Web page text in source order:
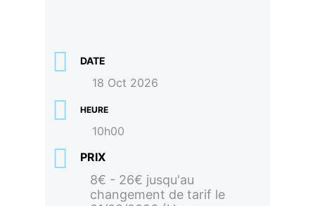
DATE
18 Oct 2026
HEURE
10h00
PRIX
8€ - 26€ jusqu'au
changement de tarif le